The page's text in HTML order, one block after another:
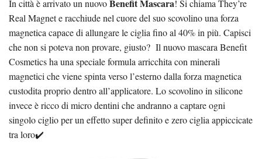
In città è arrivato un nuovoBenefit Mascara! Si chiama They’re
Real Magnet e racchiude nel cuore del suo scovolino una forza
magnetica capace di allungare le ciglia fino al 40% in più. Capisci
che non si poteva non provare, giusto? Il nuovo mascara Benefit
Cosmetics ha una speciale formula arricchita con minerali
magnetici che viene spinta verso l’esterno dalla forza magnetica
custodita proprio dentro all’applicatore. Lo scovolino in silicone
invece è ricco di micro dentini che andranno a captare ogni
singolo ciglio per un effetto super definito e zero ciglia appiccicate
tra loro✔️